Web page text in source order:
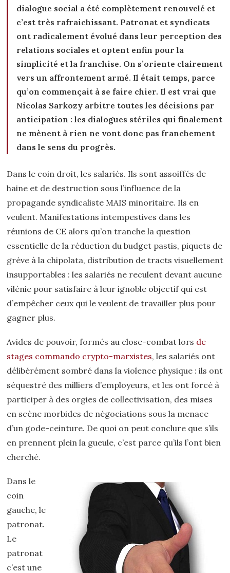
dialogue social a été complètement renouvelé et
c’est très rafraichissant. Patronat et syndicats
ont radicalement évolué dans leur perception des
relations sociales et optent enfin pour la
simplicité et la franchise. On s’oriente clairement
vers un affrontement armé. Il était temps, parce
qu’on commençait à se faire chier. Il est vrai que
Nicolas Sarkozy arbitre toutes les décisions par
anticipation : les dialogues stériles qui finalement
ne mènent à rien ne vont donc pas franchement
dans le sens du progrès.
Dans le coin droit, les salariés. Ils sont assoiffés de
haine et de destruction sous l’influence de la
propagande syndicaliste MAIS minoritaire. Ils en
veulent. Manifestations intempestives dans les
réunions de CE alors qu’on tranche la question
essentielle de la réduction du budget pastis, piquets de
grève à la chipolata, distribution de tracts visuellement
insupportables : les salariés ne reculent devant aucune
vilénie pour satisfaire à leur ignoble objectif qui est
d’empêcher ceux qui le veulent de travailler plus pour
gagner plus.
Avides de pouvoir, formés au close-combat lors de
stages commando crypto-marxistes, les salariés ont
délibérément sombré dans la violence physique : ils ont
séquestré des milliers d’employeurs, et les ont forcé à
participer à des orgies de collectivisation, des mises
en scène morbides de négociations sous la menace
d’un gode-ceinture. De quoi on peut conclure que s’ils
en prennent plein la gueule, c’est parce qu’ils l’ont bien
cherché.
Dans le
coin
gauche, le
patronat.
Le
patronat
c’est une